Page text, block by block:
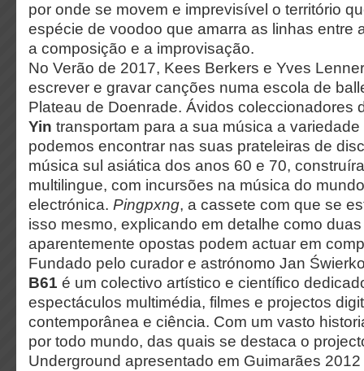
por onde se movem e imprevisível o território
espécie de voodoo que amarra as linhas entre
a composição e a improvisação.
No Verão de 2017, Kees Berkers e Yves
escrever e gravar canções numa escola de
Plateau de Doenrade. Ávidos coleccionadores
Yin transportam para a sua música a
podemos encontrar nas suas prateleiras de
música sul asiática dos anos 60 e 70,
multilingue, com incursões na música do
electrónica. Pingpxng, a cassete com que se
isso mesmo, explicando em detalhe como
aparentemente opostas podem actuar em
Fundado pelo curador e astrónomo Jan
B61 é um colectivo artístico e científico
espectáculos multimédia, filmes e projectos
contemporânea e ciência. Com um vasto
por todo mundo, das quais se destaca o
Underground apresentado em Guimarães